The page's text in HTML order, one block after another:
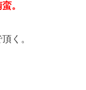
。
く。